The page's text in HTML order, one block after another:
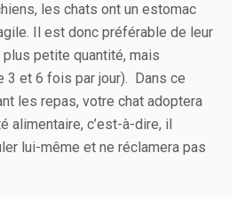
les chats ont un estomac
Il est donc préférable de leur
plus petite quantité, mais
3 et 6 fois par jour). Dans ce
les repas, votre chat adoptera
alimentaire, c’est-à-dire, il
lui-même et ne réclamera pas